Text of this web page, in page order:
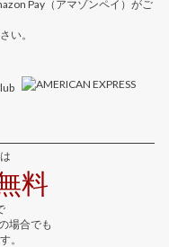
Pay（アマゾンペイ）がご
い。
料
場合でも
。